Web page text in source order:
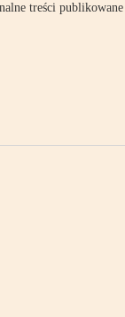
treści publikowane